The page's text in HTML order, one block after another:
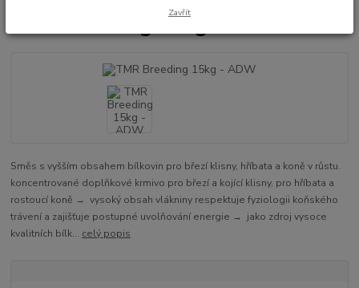
TMR Breeding 15kg - ADW
Směs s vyšším obsahem bílkovin pro březí klisny, hříbata a koně v růstu.
koncentrované doplňkové krmivo pro březí a kojící klisny, pro hříbata a
rostoucí koně → vysoký obsah vlákniny respektuje fyziologii koňského
trávení a zajišťuje postupné uvolňování energie → jako zdroj vysoce
kvalitních bílk... celý popis
Zavřít